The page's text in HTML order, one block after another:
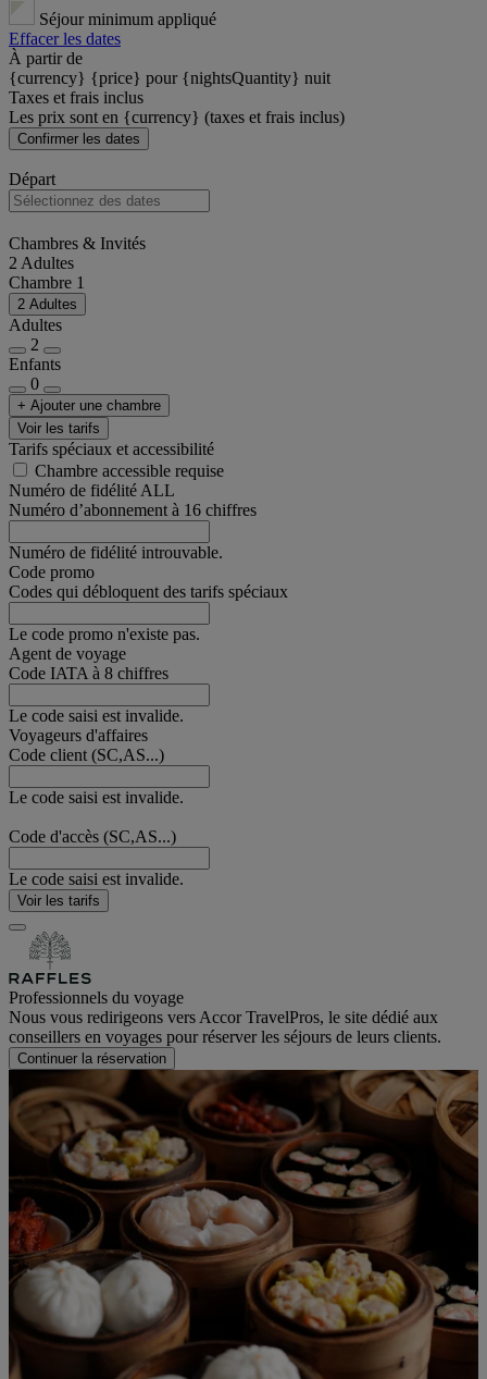
Séjour minimum appliqué
Effacer les dates
À partir de
{currency} {price} pour {nightsQuantity} nuit
Taxes et frais inclus
Les prix sont en {currency} (taxes et frais inclus)
Confirmer les dates
Départ
Chambres & Invités
2 Adultes
Chambre 1
2 Adultes
Adultes
2
Enfants
0
+ Ajouter une chambre
Voir les tarifs
Tarifs spéciaux et accessibilité
Chambre accessible requise
Numéro de fidélité ALL
Numéro d’abonnement à 16 chiffres
Numéro de fidélité introuvable.
Code promo
Codes qui débloquent des tarifs spéciaux
Le code promo n'existe pas.
Agent de voyage
Code IATA à 8 chiffres
Le code saisi est invalide.
Voyageurs d'affaires
Code client (SC,AS...)
Le code saisi est invalide.
Code d'accès (SC,AS...)
Le code saisi est invalide.
Voir les tarifs
Professionnels du voyage
Nous vous redirigeons vers Accor TravelPros, le site dédié aux
conseillers en voyages pour réserver les séjours de leurs clients.
Continuer la réservation